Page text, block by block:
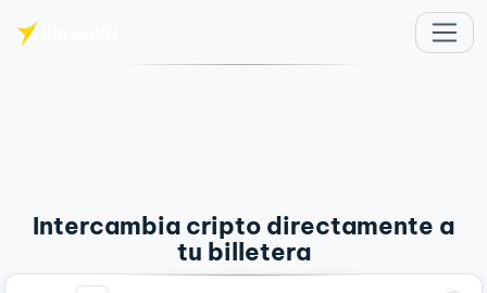
Intercambia cripto directamente a
tu billetera